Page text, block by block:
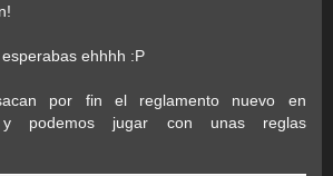
ehhhh :P
por fin el reglamento nuevo en
y podemos jugar con unas reglas